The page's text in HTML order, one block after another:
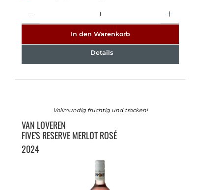
In den Warenkorb
Details
Vollmundig fruchtig und trocken!
VAN LOVEREN
FIVE'S RESERVE MERLOT ROSÉ
2024